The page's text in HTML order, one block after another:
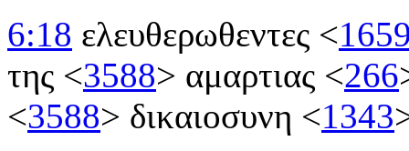
6:18 ελευθερωθεντες <
της <3588> αμαρτιας <266
<3588> δικαιοσυνη <1343